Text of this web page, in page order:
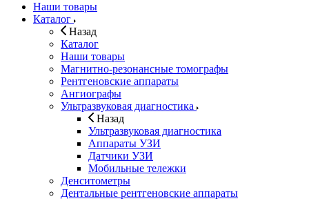
Наши товары
Каталог
Назад
Каталог
Наши товары
Магнитно-резонансные томографы
Рентгеновские аппараты
Ангиографы
Ультразвуковая диагностика
Назад
Ультразвуковая диагностика
Аппараты УЗИ
Датчики УЗИ
Мобильные тележки
Денситометры
Дентальные рентгеновские аппараты